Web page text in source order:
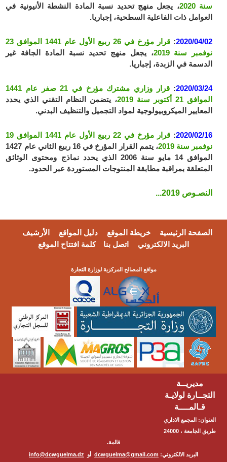
سنة 2020
، يجعل منهج تحديد نسبة المادة النشطة الأنيونية في
العوامل ذات الفاعلية السطحية، إجباريا.
2020/04/02
:
قرار مؤرخ في 26 ربيع الأول عام 1441 الموافق 23
نوفمبر سنة 2019
، يجعل منهج تحديد نسبة المادة الجافة غير
الدسمة في الزبدة، إجباريا.
2020/03/24
:
قرار وزاري مشترك مؤرخ في 21 صفر عام 1441
الموافق 21 أكتوبر سنة 2019
، يتضمن النظام التقني الذي يحدد
المعايير الميكروبيولوجية لمواد التجميل والتنظيف البدني.
2020/02/16
:
قرار مؤرخ في 22 ربيع الأول عام 1441 الموافق 19
نوفمبر سنة 2019
، يتمم القرار المؤرخ في 16 ربيع الثاني عام 1427
الموافق 14 مايو سنة 2006 الذي يحدد نماذج ومحتوى الوثائق
المتعلقة بمراقبة مطابقة المنتوجات المستوردة عبر الحدود.
النصـوص 2019...
الصفحة الرئيسية خريطة الموقع دليل المواقع
الأرشيف
البريد الالكتروني
اتصل بنا كلمة افتتاح الموقع
مواقع المصالح المركزية لوزارة التجارة
مديريــة
التجــارة لولايـة
قـالمــــة
العنوان: المجمع الاداري
طريق الجامعة ، 24000
قالمة.
البريد الالكتروني: dcwguelma@gmail.com أو info@dcwguelma.dz